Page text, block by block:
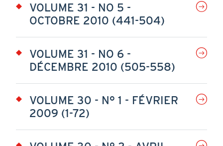
VOLUME 31 - NO 5 -
OCTOBRE 2010 (441-504)
VOLUME 31 - NO 6 -
DÉCEMBRE 2010 (505-558)
VOLUME 30 - N° 1 - FÉVRIER
2009 (1-72)